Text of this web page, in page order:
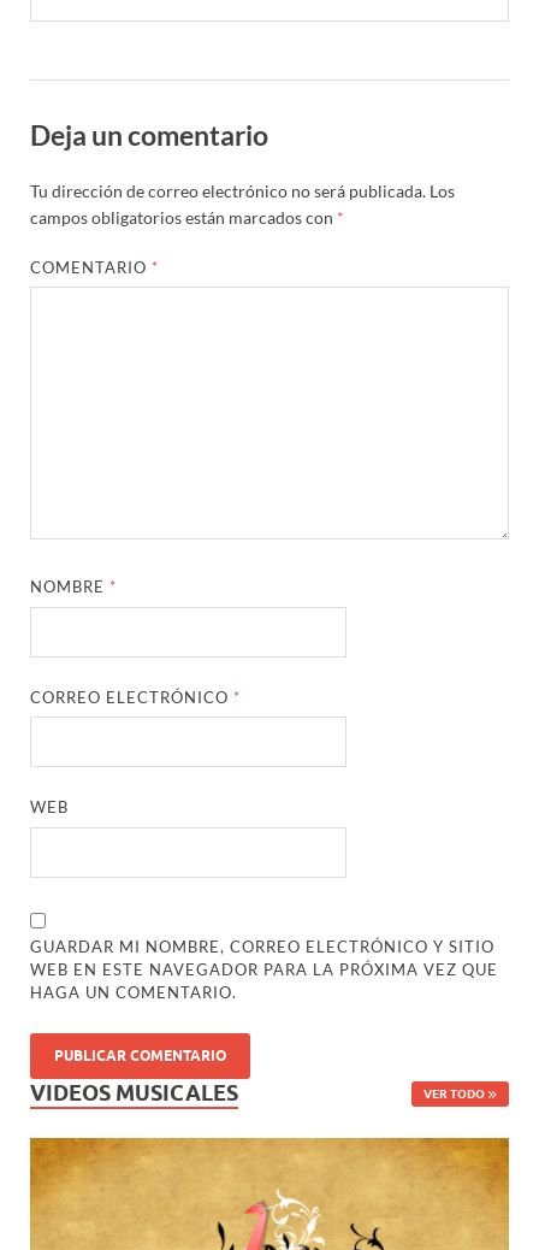
Deja un comentario
Tu dirección de correo electrónico no será publicada. Los
campos obligatorios están marcados con *
COMENTARIO *
NOMBRE *
CORREO ELECTRÓNICO *
WEB
GUARDAR MI NOMBRE, CORREO ELECTRÓNICO Y SITIO
WEB EN ESTE NAVEGADOR PARA LA PRÓXIMA VEZ QUE
HAGA UN COMENTARIO.
VIDEOS MUSICALES VER TODO